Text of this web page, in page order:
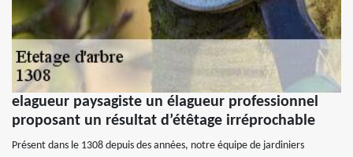
elagueur paysagiste un élagueur professionnel
proposant un résultat d’étêtage irréprochable
Présent dans le 1308 depuis des années, notre équipe de jardiniers